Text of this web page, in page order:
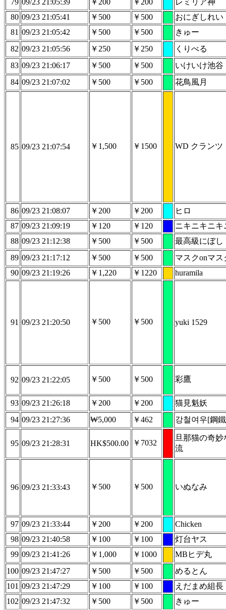
79 09/23 21:05:39 ￥200 ￥200
レミリア神
80 09/23 21:05:41 ￥500 ￥500
おにぎしれい
81 09/23 21:05:42 ￥500 ￥500
きゅー
82 09/23 21:05:56 ￥250 ￥250
くりべる
83 09/23 21:06:17 ￥500 ￥500
いけいけ池谷
84 09/23 21:07:02 ￥500 ￥500 花鳥風月
85 09/23 21:07:54 ￥1,500 ￥1500 WD クランツ
86 09/23 21:08:07 ￥200 ￥200
ヒロ
87 09/23 21:09:19 ￥120 ￥120
ニキニキニキ
88 09/23 21:12:38 ￥500 ￥500
最高級にぼし
89 09/23 21:17:12 ￥500 ￥500
マスクonマス
90 09/23 21:19:26 ￥1,220 ￥1220 huramila
91 09/23 21:20:50 ￥500 ￥500 yuki 1529
92 09/23 21:22:05 ￥500 ￥500 彩鷹
93 09/23 21:26:18 ￥200 ￥200
猫見魁妖
94 09/23 21:27:36 ₩5,000 ￥462 강철여우[鋼
95 09/23 21:28:31 HK$500.00 ￥7032
旦那猫の奇妙
流
96 09/23 21:33:43 ￥500 ￥500 いぬなみ
97 09/23 21:33:44 ￥200 ￥200
Chicken
98 09/23 21:40:58 ￥100 ￥100
灯台ヤス
99 09/23 21:41:26 ￥1,000 ￥1000
MBヒデ丸
100 09/23 21:47:27 ￥500 ￥500
めるとん
101 09/23 21:47:29 ￥100 ￥100
えだまめ組長
102 09/23 21:47:32 ￥500 ￥500
きゅー